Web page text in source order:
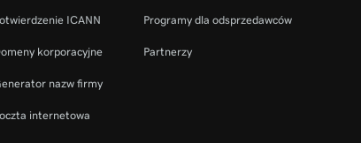
ICANN
korporacyjne
nazw firmy
internetowa
Programy dla odsprzedawców
Partnerzy